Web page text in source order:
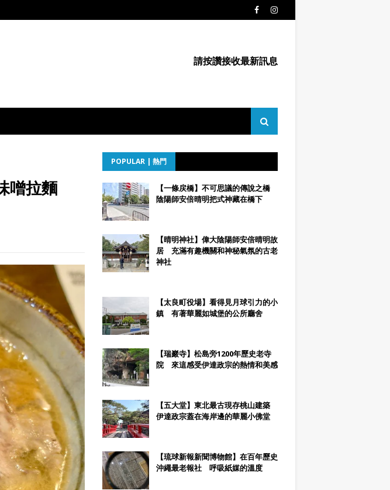
請按讚接收最新訊息
噌拉麵
POPULAR | 熱門
【一條戻橋】不可思議的傳說之橋
陰陽師安倍晴明把式神藏在橋下
【晴明神社】偉大陰陽師安倍晴明故
居 充滿有趣機關和神秘氣氛的古老
神社
【太良町役場】看得見月球引力的小
鎮 有著華麗如城堡的公所廳舍
【瑞巖寺】松島旁1200年歷史老寺
院 來這感受伊達政宗的熱情和美感
【五大堂】東北最古現存桃山建築
伊達政宗蓋在海岸邊的華麗小佛堂
【琉球新報新聞博物館】在百年歷史
沖繩最老報社 呼吸紙媒的溫度